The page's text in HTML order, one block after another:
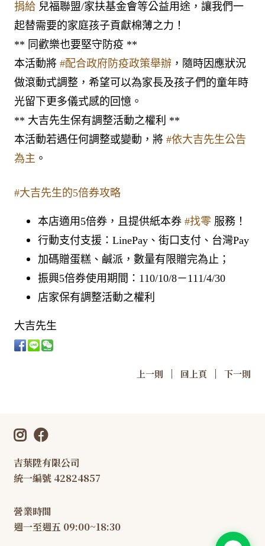
捐給兒福聯盟/家扶基金會等公益用途，讓我們一
起替需要的家庭孩子貢獻棉薄之力！
** 同歡樂也要堅守防疫 **
本活動將 #配合政府防疫政策舉辦，隨時因應狀況
做滾動式調整，希望可以為家長及孩子們的童年時
光留下更多儀式感的回憶。
** 大吉先生保有調整活動之權利 **
本活動若遇任何調整或變動，將 #依大吉先生公告
為主 。
#大吉先生的5倍券攻略
本店適用5倍券，且提供紙本券 #找零服務！
行動支付支援：LinePay、街口支付、台灣Pay
加碼贈蛋糕、鹹派，數量有限贈完為止；
振興5倍券使用期間：110/10/8－111/4/30
店家保有調整活動之權利
大吉先生
上一則 | 回上頁 |下一則
吉葉陞有限公司
統一編號 42824857
營業時間
週一至週五 09:00~18:30